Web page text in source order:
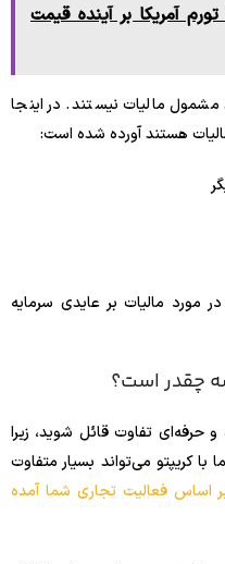
تورم آمریکا بر آینده قیمت
مالیات نیستند. در اینجا
هستند آورده شده است:
مورد مالیات بر عایدی سرمایه
چقدر است؟
حرفه‌ای تفاوت قائل شوید، زیرا
کریپتو می‌تواند بسیار متفاوت
اساس فعالیت تجاری شما آمده